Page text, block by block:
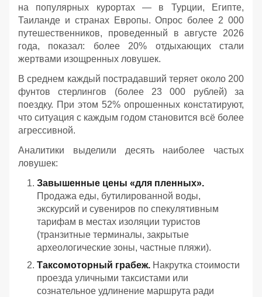
на популярных курортах — в Турции, Египте,
Таиланде и странах Европы. Опрос более 2 000
путешественников, проведенный в августе 2026
года, показал: более 20% отдыхающих стали
жертвами изощренных ловушек.
В среднем каждый пострадавший теряет около 200
фунтов стерлингов (более 23 000 рублей) за
поездку. При этом 52% опрошенных констатируют,
что ситуация с каждым годом становится всё более
агрессивной.
Аналитики выделили десять наиболее частых
ловушек:
Завышенные цены «для пленных».
Продажа еды, бутилированной воды,
экскурсий и сувениров по спекулятивным
тарифам в местах изоляции туристов
(транзитные терминалы, закрытые
археологические зоны, частные пляжи).
Таксомоторный грабеж. Накрутка стоимости
проезда уличными таксистами или
сознательное удлинение маршрута ради